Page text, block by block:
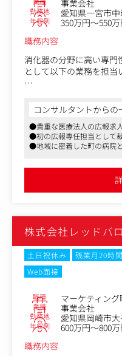
スタイルです。
決められた作業をこな
自社の動きを掛け合わせ
を主体的に考え、実行に
す。
〈業務の魅力・やりがい〉
流通）のさらなる成長
による事業の多角化を推
グループ会社20社超、従
大する中で、広報の役割
ます。
めるか」という最上流
す。経営の意思決定を
込み、組織の枠を超えた
単一企業の広報では味わ
決に挑戦できる環境です
〈入社後の研修体制〉
社内では、企業理解や
者の集合研修がある他
けるOJT、外部セミナー
り）、業務に必要なス
事業会社
勤務地 愛知県一宮市
年収例
350万円～550
職務内容
消化器の分野に高い専門
として以下の業務を担当
・HPの企画・運用・更新
・SNS（インスタグラ
分析
・広報誌・パンフレッ
イティング、撮影、外
・健康講座・地域イベン
・イントラネット更新
コンサルタントからの
●貴重な医療法人の広報求
●初の広報専任担当として
●地域に密着した町の病院
株式会社レッドバ
土日祝休み 残業月20時
Web面接
職種 マーケティング
業種 事業会社
勤務地 愛知県岡崎市
年収例
600万円～800
職務内容